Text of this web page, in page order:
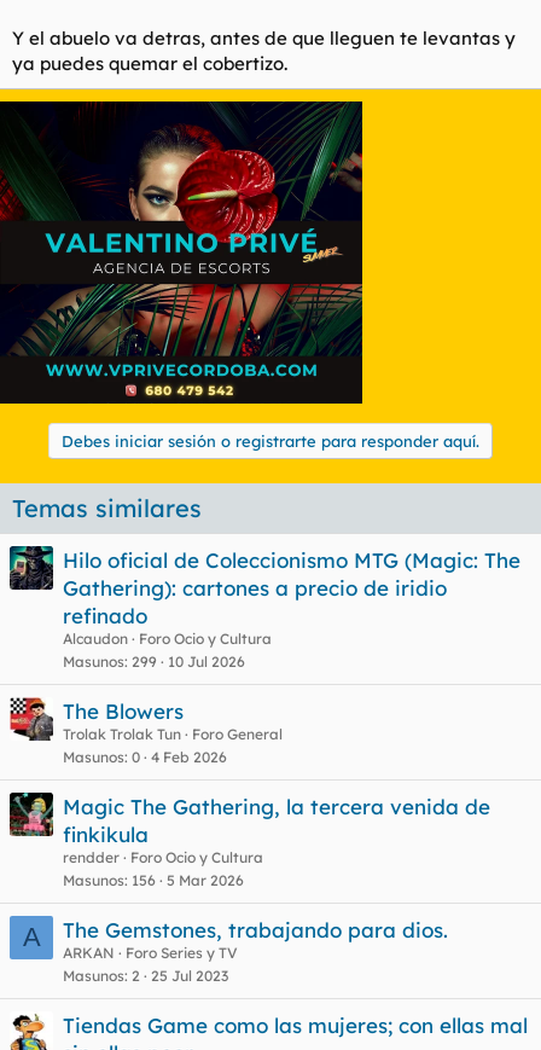
Y el abuelo va detras, antes de que lleguen te levantas y
ya puedes quemar el cobertizo.
Debes iniciar sesión o registrarte para responder aquí.
Temas similares
Hilo oficial de Coleccionismo MTG (Magic: The
Gathering): cartones a precio de iridio
refinado
Alcaudon
Foro Ocio y Cultura
Masunos 299 10 Jul 2026
The Blowers
Trolak Trolak Tun
Foro General
Masunos 0 4 Feb 2026
Magic The Gathering, la tercera venida de
finkikula
rendder
Foro Ocio y Cultura
Masunos 156 5 Mar 2026
A The Gemstones, trabajando para dios.
ARKAN
Foro Series y TV
Masunos 2 25 Jul 2023
Tiendas Game como las mujeres; con ellas mal